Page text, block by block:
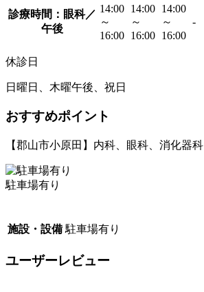
診療時間：眼科／
午後
14:00
～
16:00
14:00
～
16:00
14:00
～
16:00
-
休診日
日曜日、木曜午後、祝日
おすすめポイント
【郡山市小原田】内科、眼科、消化器科
駐車場有り
施設・設備 駐車場有り
ユーザーレビュー